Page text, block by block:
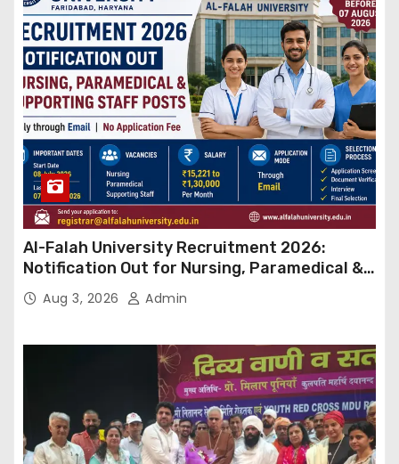
Al-Falah University Recruitment 2026:
Notification Out for Nursing, Paramedical &
Supporting Staff Posts, Apply Through Email
Aug 3, 2026 Admin